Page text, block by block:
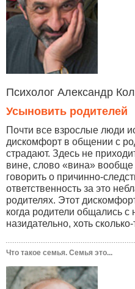
Психолог Александр
Усыновить родителей
Почти все взрослые люди
дискомфорт в общении с
страдают. Здесь не
вине, слово «вина»
говорить о причинно-
ответственность за это
родителях. Этот
когда родители общались с
назидательно, хоть
Что такое семья. Семья это...